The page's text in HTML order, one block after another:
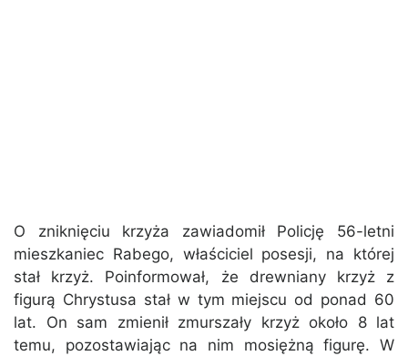
O zniknięciu krzyża zawiadomił Policję 56-letni
mieszkaniec Rabego, właściciel posesji, na której
stał krzyż. Poinformował, że drewniany krzyż z
figurą Chrystusa stał w tym miejscu od ponad 60
lat. On sam zmienił zmurszały krzyż około 8 lat
temu, pozostawiając na nim mosiężną figurę. W